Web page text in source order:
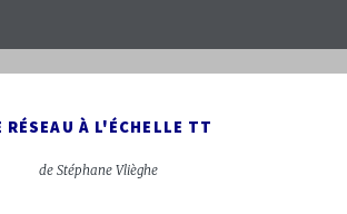
RÉSEAU À L'ÉCHELLE TT
de Stéphane Vlièghe